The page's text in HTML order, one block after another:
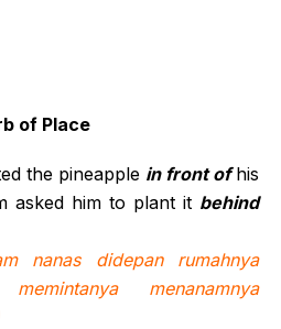
of Place
the pineapple in front ofhis
asked him to plant it behind
nanas didepan rumahnya
menanamnya